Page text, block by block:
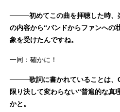
────初めてこの曲を拝聴した時、
の内容から“バンドからファンへの
象を受けたんですね。
一同：確かに！
────歌詞に書かれていることは、
限り決して変わらない“普遍的な真
かと。